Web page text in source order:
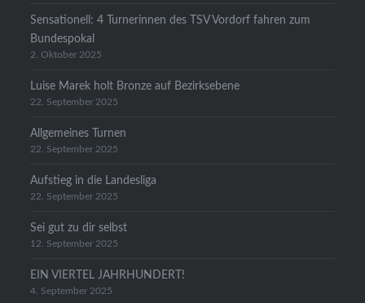
Sensationell: 4 Turnerinnen des TSV Vordorf fahren zum
Bundespokal
2. Oktober 2025
Luise Marek holt Bronze auf Bezirksebene
22. September 2025
Allgemeines Turnen
22. September 2025
Aufstieg in die Landesliga
22. September 2025
Sei gut zu dir selbst
12. September 2025
EIN VIERTEL JAHRHUNDERT!
4. September 2025